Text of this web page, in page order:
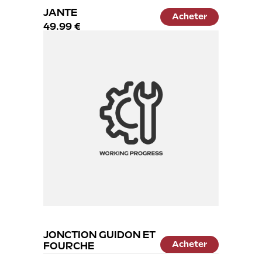
JANTE
49.99 €
Acheter
JONCTION GUIDON ET
FOURCHE
Acheter